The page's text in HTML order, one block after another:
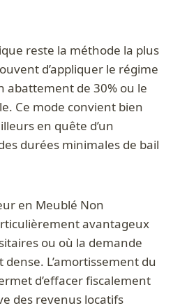
reste la méthode la plus
d’appliquer le régime
abattement de 30% ou le
Ce mode convient bien
en quête d’un
durées minimales de bail
en Meublé Non
avantageux
ou où la demande
L’amortissement du
d’effacer fiscalement
des revenus locatifs